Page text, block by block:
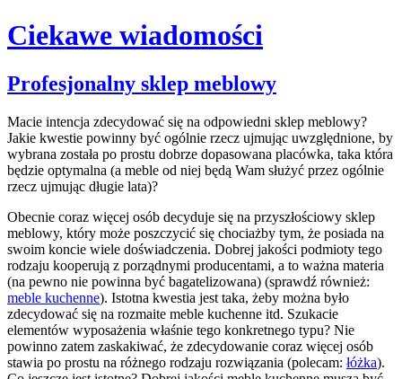
Ciekawe wiadomości
Skip
to
Profesjonalny sklep meblowy
Macie intencja zdecydować się na odpowiedni sklep meblowy?
Jakie kwestie powinny być ogólnie rzecz ujmując uwzględnione, by
wybrana została po prostu dobrze dopasowana placówka, taka która
będzie optymalna (a meble od niej będą Wam służyć przez ogólnie
rzecz ujmując długie lata)?
Obecnie coraz więcej osób decyduje się na przyszłościowy sklep
meblowy, który może poszczycić się chociażby tym, że posiada na
swoim koncie wiele doświadczenia. Dobrej jakości podmioty tego
rodzaju kooperują z porządnymi producentami, a to ważna materia
(na pewno nie powinna być bagatelizowana) (sprawdź również:
meble kuchenne). Istotna kwestia jest taka, żeby można było
zdecydować się na rozmaite meble kuchenne itd. Szukacie
elementów wyposażenia właśnie tego konkretnego typu? Nie
powinno zatem zaskakiwać, że zdecydowanie coraz więcej osób
stawia po prostu na różnego rodzaju rozwiązania (polecam: łóżka).